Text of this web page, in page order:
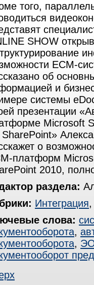
того,
SHOW
ECM-
об
и
системы
презентации
Microsoft
о
платформ
2010,
раздела:
Интеграция
слова:
,
,